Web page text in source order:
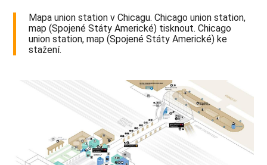
Mapa union station v Chicagu. Chicago union station,
map (Spojené Státy Americké) tisknout. Chicago
union station, map (Spojené Státy Americké) ke
stažení.